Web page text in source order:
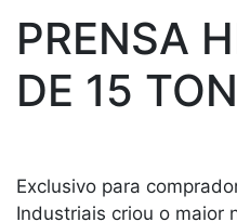
PRENSA
DE 15
Exclusivo para
Industriais criou o maior